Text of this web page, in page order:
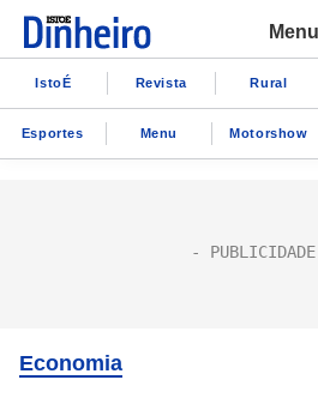
Menu
IstoÉ Revista Rural
Esportes Menu Motorshow
Economia